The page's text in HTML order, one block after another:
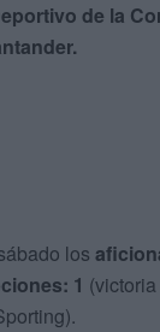
de la
los
1